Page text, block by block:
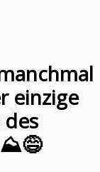
einzige
des